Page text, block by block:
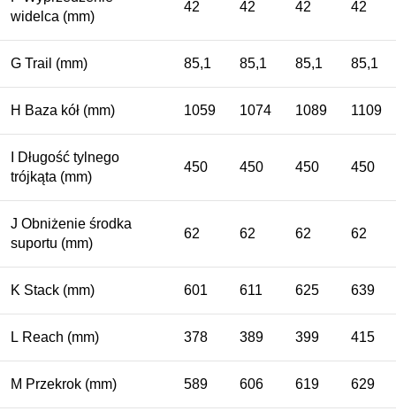
widelca (mm)
42 42 42 42
G Trail (mm) 85,1 85,1 85,1 85,1
H Baza kół (mm) 1059 1074 1089 1109
Długość tylnego
trójkąta (mm)
450 450 450 450
J Obniżenie środka
suportu (mm)
62 62 62 62
K Stack (mm) 601 611 625 639
L Reach (mm) 378 389 399 415
M Przekrok (mm) 589 606 619 629